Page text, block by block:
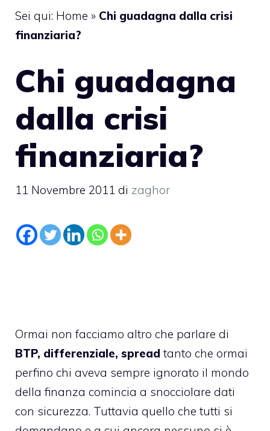
Sei qui: Home » Chi guadagna dalla crisi
finanziaria?
Chi guadagna
dalla crisi
finanziaria?
11 Novembre 2011 di zaghor
Ormai non facciamo altro che parlare di
BTP, differenziale, spread tanto che ormai
perfino chi aveva sempre ignorato il mondo
della finanza comincia a snocciolare dati
con sicurezza. Tuttavia quello che tutti si